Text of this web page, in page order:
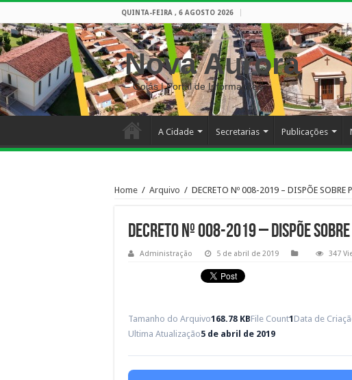
QUINTA-FEIRA , 6 AGOSTO 2026
Nova Aurora
– Goiás | Portal de Informações
A Cidade Secretarias Publicações
Home / Arquivo / DECRETO Nº 008-2019 – DISPÕE SOBRE
DECRETO Nº 008-2019 – DISPÕE
Administração 5 de abril de 2019 347
Tamanho do Arquivo168.78 KBFile Count1 Data de
Ultima Atualização5 de abril de 2019